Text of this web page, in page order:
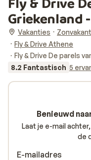
Griekenland
Vakanties
Fly & Drive Athene
Fly & Drive De parels
8.2 Fantastisch 5
Benieuwd
Laat je e-mail
de
E-mailadres